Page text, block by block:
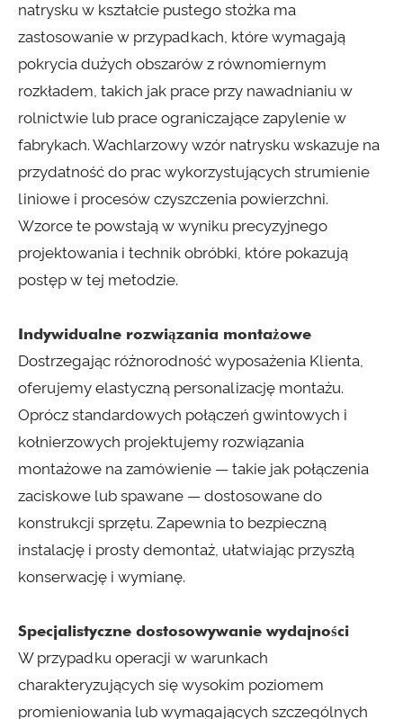
natrysku w kształcie pustego stożka ma
zastosowanie w przypadkach, które wymagają
pokrycia dużych obszarów z równomiernym
rozkładem, takich jak prace przy nawadnianiu w
rolnictwie lub prace ograniczające zapylenie w
fabrykach. Wachlarzowy wzór natrysku wskazuje na
przydatność do prac wykorzystujących strumienie
liniowe i procesów czyszczenia powierzchni.
Wzorce te powstają w wyniku precyzyjnego
projektowania i technik obróbki, które pokazują
postęp w tej metodzie.
Indywidualne rozwiązania montażowe
Dostrzegając różnorodność wyposażenia Klienta,
oferujemy elastyczną personalizację montażu.
Oprócz standardowych połączeń gwintowych i
kołnierzowych projektujemy rozwiązania
montażowe na zamówienie — takie jak połączenia
zaciskowe lub spawane — dostosowane do
konstrukcji sprzętu. Zapewnia to bezpieczną
instalację i prosty demontaż, ułatwiając przyszłą
konserwację i wymianę.
Specjalistyczne dostosowywanie wydajności
W przypadku operacji w warunkach
charakteryzujących się wysokim poziomem
promieniowania lub wymagających szczególnych